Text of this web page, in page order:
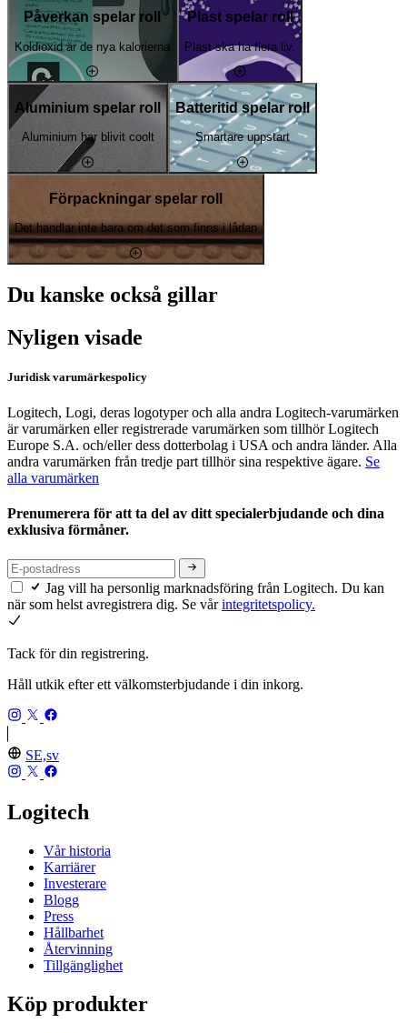
Påverkan spelar roll
Koldioxid är de nya kalorierna
Plast spelar roll
Plast ska ha flera liv.
Aluminium spelar roll
Aluminium har blivit coolt
Batteritid spelar roll
Smartare uppstart
Förpackningar spelar roll
Det handlar inte bara om det som finns i lådan
Du kanske också gillar
Nyligen visade
Juridisk varumärkespolicy
Logitech, Logi, deras logotyper och alla andra Logitech-varumärken
är varumärken eller registrerade varumärken som tillhör Logitech
Europe S.A. och/eller dess dotterbolag i USA och andra länder. Alla
andra varumärken från tredje part tillhör sina respektive ägare. Se
alla varumärken
Prenumerera för att ta del av ditt specialerbjudande och dina
exklusiva förmåner.
Jag vill ha personlig marknadsföring från Logitech. Du kan
när som helst avregistrera dig. Se vårintegritetspolicy.
Tack för din registrering.
Håll utkik efter ett välkomsterbjudande i din inkorg.
SE,sv
Logitech
Vår historia
Karriärer
Investerare
Blogg
Press
Hållbarhet
Återvinning
Tillgänglighet
Köp produkter